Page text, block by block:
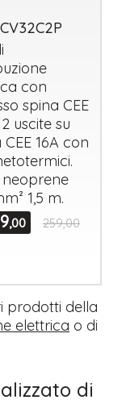
con
spina CEE
uscite su
CEE16A con
1,5 m.
,00 259,00
prodotti della
elettrica o di
di